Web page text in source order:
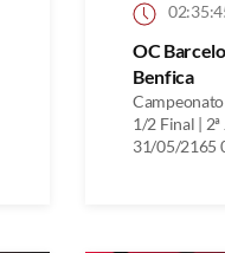
OC
Benfica
1/2 Final |
31/05/2165